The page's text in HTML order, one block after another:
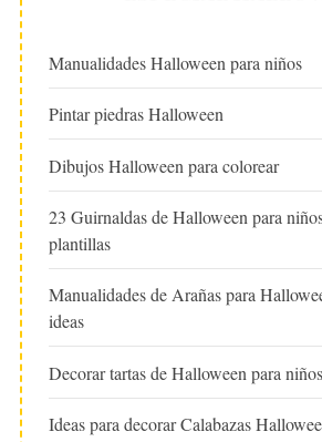
Manualidades Halloween para niños
Pintar piedras Halloween
Dibujos Halloween para colorear
23 Guirnaldas de Halloween para
plantillas
Manualidades de Arañas para
ideas
Decorar tartas de Halloween para niños
Ideas para decorar Calabazas